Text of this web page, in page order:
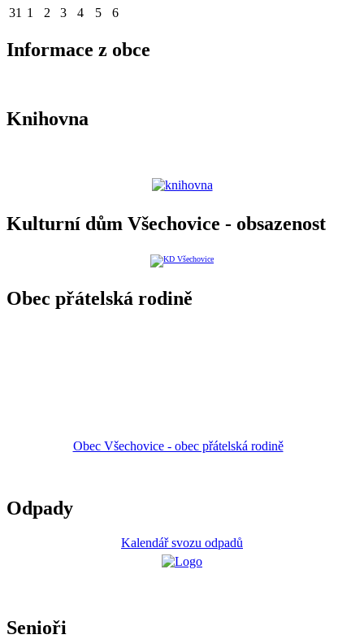
31 1 2 3 4 5 6
Informace z obce
Knihovna
Kulturní dům Všechovice - obsazenost
Obec přátelská rodině
Obec Všechovice - obec přátelská rodině
Odpady
Kalendář svozu odpadů
Senioři